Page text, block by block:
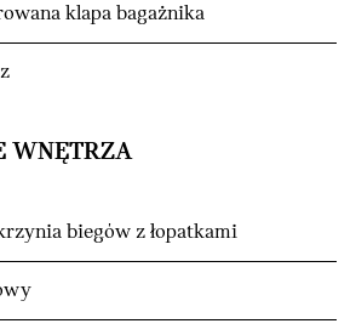
klapa bagażnika
WNĘTRZA
biegów z łopatkami